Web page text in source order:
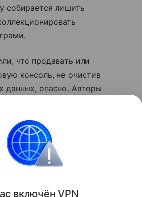
собирается лишить
что продавать или
консоль, не очистив
данных, опасно. Авторы
Поделиться
включён VPN